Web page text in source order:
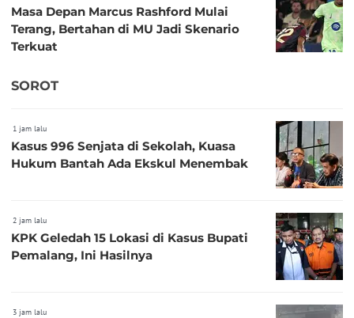
Masa Depan Marcus Rashford Mulai
Terang, Bertahan di MU Jadi Skenario
Terkuat
SOROT
1 jam lalu
Kasus 996 Senjata di Sekolah, Kuasa
Hukum Bantah Ada Ekskul Menembak
2 jam lalu
KPK Geledah 15 Lokasi di Kasus Bupati
Pemalang, Ini Hasilnya
3 jam lalu